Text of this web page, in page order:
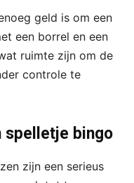
geld is om een
een borrel en een
ruimte zijn om de
controle te
spelletje bingo
zijn een serieus